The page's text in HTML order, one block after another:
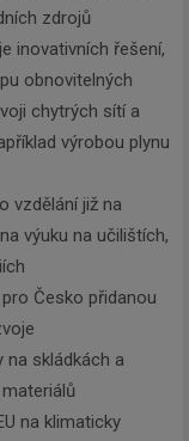
zdrojů
inovativních řešení,
obnovitelných
chytrých sítí a
výrobou plynu
vzdělání již na
výuku na učilištích,
Česko přidanou
na skládkách a
na klimaticky